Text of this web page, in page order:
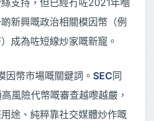
支持，但已經冇咗2021年嗰
新興嘅政治相關模因幣（例
成為咗短線炒家嘅新寵。
因幣市場嘅關鍵詞。 SEC同
風險代幣嘅審查越嚟越嚴，
途、純粹靠社交媒體炒作嘅